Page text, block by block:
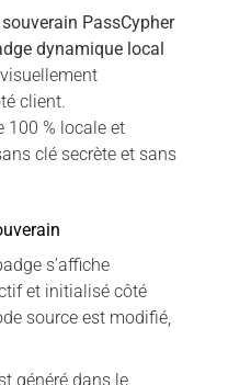
PassCypher
dynamique local
client.
100 % locale et
clé secrète et sans
s’affiche
et initialisé côté
source est modifié,
généré dans le